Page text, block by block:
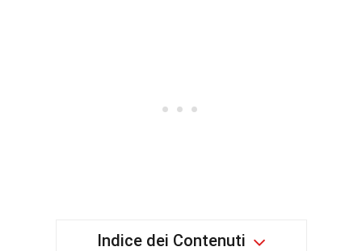
Indice dei Contenuti